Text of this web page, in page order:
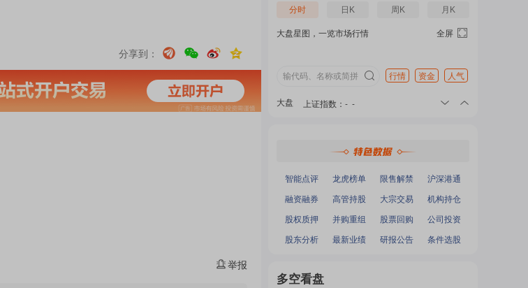
吧
热
题
分享到：
举报
分时 日K 周K 月K
大盘星图，一览市场行情 全屏
行情 资金 人气
大盘 上证指数 ： - -
：- -
智能点评 龙虎榜单 限售解禁
沪深港通
融资融券
高管持股 大宗交易
机构持仓
股权质押
并购重组 股票回购
公司投资
股东分析
最新业绩 研报公告 条件选股
多空看盘